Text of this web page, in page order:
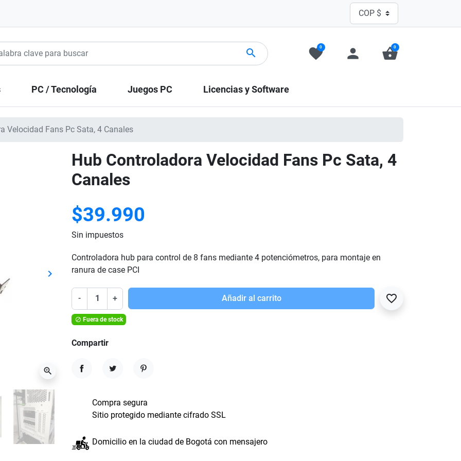
search favorite
0 person shopping_basket
0
PC / Tecnología Juegos PC Licencias y Software
Velocidad Fans Pc Sata, 4 Canales
Siguiente
keyboard_arrow_right
zoom_in
Hub Controladora Velocidad Fans Pc Sata, 4
Canales
$39.990
Sin impuestos
Controladora hub para control de 8 fans mediante 4 potenciómetros, para montaje en
ranura de case PCI
- + Añadir al carrito favorite_border
 Fuera de stock
Compartir
Compra segura
Sitio protegido mediante cifrado SSL
Domicilio en la ciudad de Bogotá con mensajero